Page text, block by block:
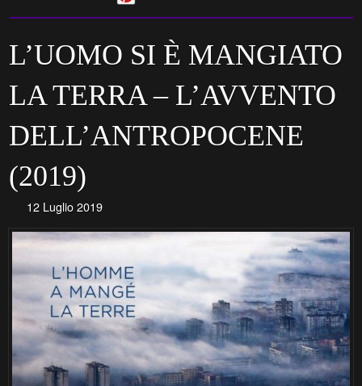
L’UOMO SI È MANGIATO
LA TERRA – L’AVVENTO
DELL’ANTROPOCENE
(2019)
12 Luglio 2019